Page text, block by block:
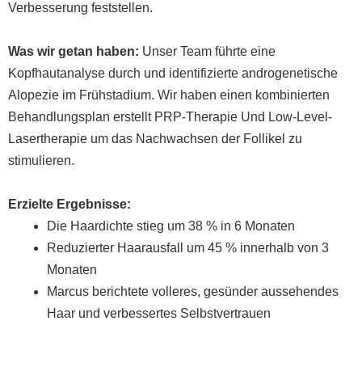
Verbesserung feststellen.
Was wir getan haben: Unser Team führte eine
Kopfhautanalyse durch und identifizierte androgenetische
Alopezie im Frühstadium. Wir haben einen kombinierten
Behandlungsplan erstellt PRP-Therapie Und Low-Level-
Lasertherapie um das Nachwachsen der Follikel zu
stimulieren.
Erzielte Ergebnisse:
Die Haardichte stieg um 38 % in 6 Monaten
Reduzierter Haarausfall um 45 % innerhalb von 3
Monaten
Marcus berichtete volleres, gesünder aussehendes
Haar und verbessertes Selbstvertrauen